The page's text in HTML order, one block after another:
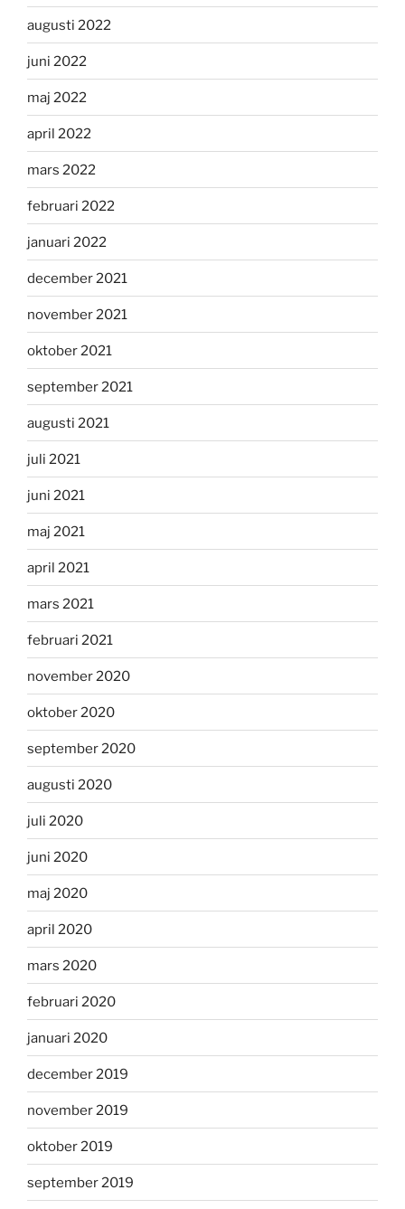
augusti 2022
juni 2022
maj 2022
april 2022
mars 2022
februari 2022
januari 2022
december 2021
november 2021
oktober 2021
september 2021
augusti 2021
juli 2021
juni 2021
maj 2021
april 2021
mars 2021
februari 2021
november 2020
oktober 2020
september 2020
augusti 2020
juli 2020
juni 2020
maj 2020
april 2020
mars 2020
februari 2020
januari 2020
december 2019
november 2019
oktober 2019
september 2019